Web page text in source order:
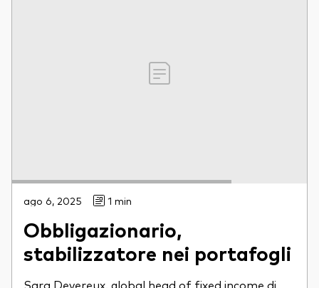
ago 6, 2025 1 min
Obbligazionario,
stabilizzatore nei portafogli
Sara Devereux, global head of fixed income di